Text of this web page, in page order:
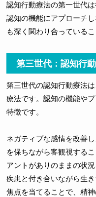
認知行動療法の第一世代
認知の機能にアプローチ
も深く関わり合っている
第三世代：認知行
第三世代の認知行動療法
療法です。認知の機能や
特徴です。
ネガティブな感情を改善
を保ちながら客観視する
アントがありのままの状
疾患と付き合いながら生
焦点を当てることで、精